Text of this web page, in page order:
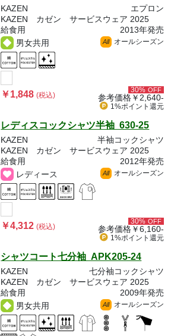
KAZEN
エプロン
KAZEN カゼン サービスウェア 2025
給食用
2013年発売
男女共用
All オールシーズン
￥1,848(税込)
30% OFF
参考価格￥2,640-
1%ポイント 還元
レディスコックシャツ半袖 630-25
KAZEN
半袖コックシャツ
KAZEN カゼン サービスウェア 2025
給食用
2012年発売
レディース
All オールシーズン
￥4,312(税込)
30% OFF
参考価格￥6,160-
1%ポイント 還元
シャツコート七分袖 APK205-24
KAZEN
七分袖コックシャツ
KAZEN カゼン サービスウェア 2025
給食用
2009年発売
男女共用
All オールシーズン